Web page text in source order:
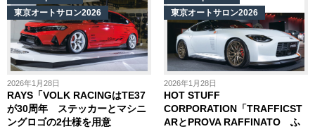
2026年1月28日
RAYS「VOLK RACINGはTE37
が30周年 ステッカーとマシニ
ングロゴの2仕様を用意
東京オートサロン2026
2026年1月28日
HOT STUFF
CORPORATION「TRAFFICST
ARとPROVA RAFFINATO ふ
東京オートサロン2026